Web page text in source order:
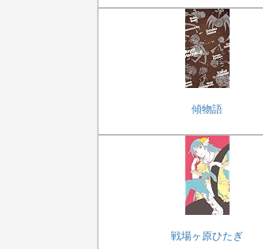
傾物語
戦場ヶ原ひたぎ